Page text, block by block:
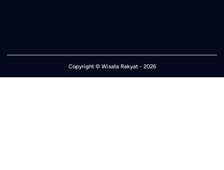
Copyright © Wisata Rakyat- 2026